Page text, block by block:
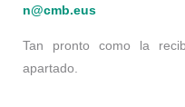
n@cmb.eus
Tan pronto como la
apartado.